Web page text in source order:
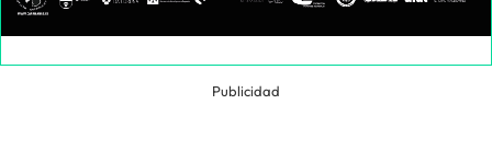
Publicidad